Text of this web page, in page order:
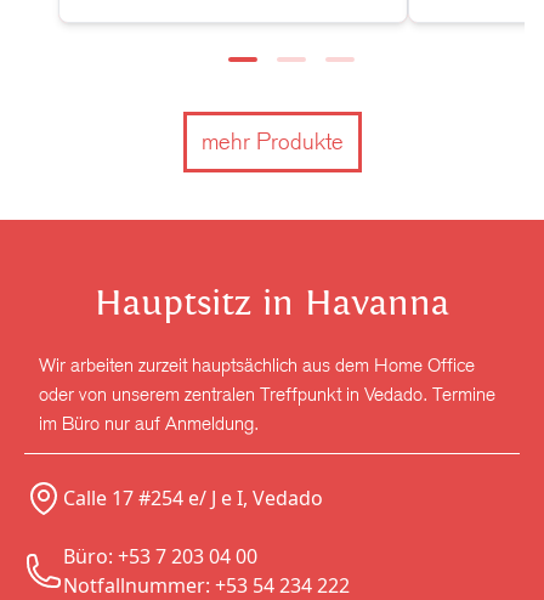
mehr Produkte
Hauptsitz in Havanna
Wir arbeiten zurzeit hauptsächlich aus dem Home Office
oder von unserem zentralen Treffpunkt in Vedado. Termine
im Büro nur auf Anmeldung.
Calle 17 #254 e/ J e I, Vedado
Büro: +53 7 203 04 00
Notfallnummer: +53 54 234 222